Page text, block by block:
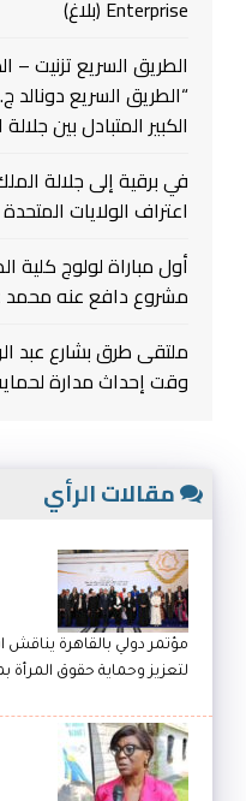
Enterprise (بلاغ)
الطريق السريع تزنيت –
“الطريق السريع دونالد
الكبير المتبادل بين
في برقية إلى جلالة
اعتراف الولايات
أول مباراة لولوج
مشروع دافع عنه محمد
ملتقى طرق بشارع عبد
وقت إحداث مدارة
مقالات الرأي
مؤتمر دولي بالقاهرة يناقش
لتعزيز وحماية حقوق المرأة